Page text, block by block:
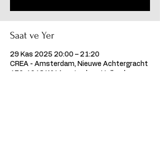
Saat ve Yer
29 Kas 2025 20:00 – 21:20
CREA - Amsterdam, Nieuwe Achtergracht